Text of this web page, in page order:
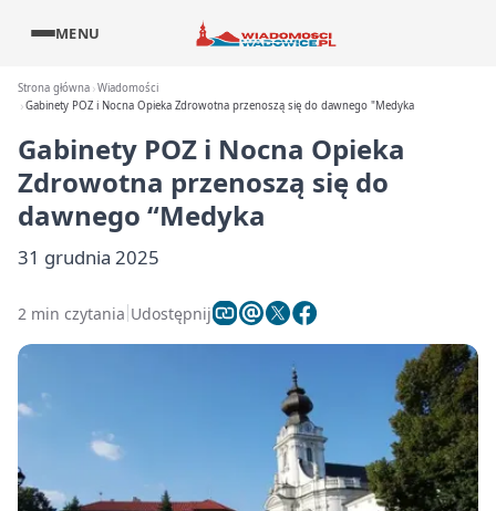
MENU
Strona główna Wiadomości
Gabinety POZ i Nocna Opieka Zdrowotna przenoszą się do dawnego "Medyka
Gabinety POZ i Nocna Opieka
Zdrowotna przenoszą się do
dawnego “Medyka
31 grudnia 2025
2 min czytania Udostępnij